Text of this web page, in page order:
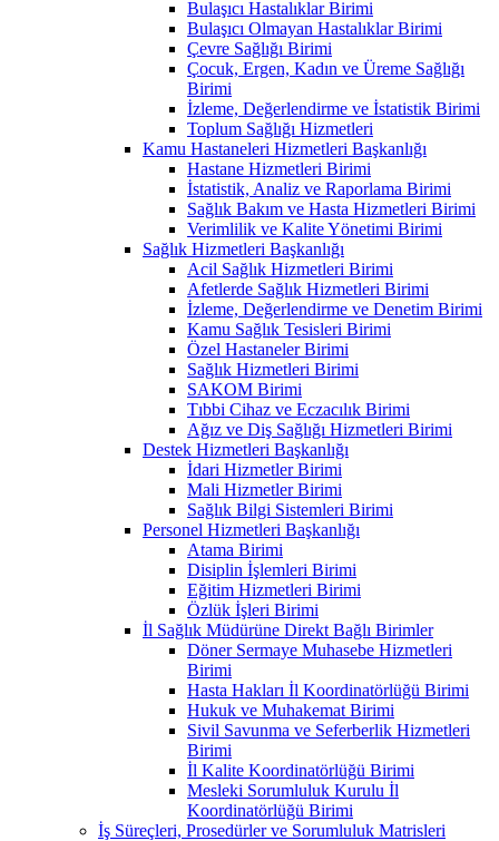
Bulaşıcı Hastalıklar Birimi
Bulaşıcı Olmayan Hastalıklar Birimi
Çevre Sağlığı Birimi
Çocuk, Ergen, Kadın ve Üreme Sağlığı
Birimi
İzleme, Değerlendirme ve İstatistik Birimi
Toplum Sağlığı Hizmetleri
Kamu Hastaneleri Hizmetleri Başkanlığı
Hastane Hizmetleri Birimi
İstatistik, Analiz ve Raporlama Birimi
Sağlık Bakım ve Hasta Hizmetleri Birimi
Verimlilik ve Kalite Yönetimi Birimi
Sağlık Hizmetleri Başkanlığı
Acil Sağlık Hizmetleri Birimi
Afetlerde Sağlık Hizmetleri Birimi
İzleme, Değerlendirme ve Denetim Birimi
Kamu Sağlık Tesisleri Birimi
Özel Hastaneler Birimi
Sağlık Hizmetleri Birimi
SAKOM Birimi
Tıbbi Cihaz ve Eczacılık Birimi
Ağız ve Diş Sağlığı Hizmetleri Birimi
Destek Hizmetleri Başkanlığı
İdari Hizmetler Birimi
Mali Hizmetler Birimi
Sağlık Bilgi Sistemleri Birimi
Personel Hizmetleri Başkanlığı
Atama Birimi
Disiplin İşlemleri Birimi
Eğitim Hizmetleri Birimi
Özlük İşleri Birimi
İl Sağlık Müdürüne Direkt Bağlı Birimler
Döner Sermaye Muhasebe Hizmetleri
Birimi
Hasta Hakları İl Koordinatörlüğü Birimi
Hukuk ve Muhakemat Birimi
Sivil Savunma ve Seferberlik Hizmetleri
Birimi
İl Kalite Koordinatörlüğü Birimi
Mesleki Sorumluluk Kurulu İl
Koordinatörlüğü Birimi
İş Süreçleri, Prosedürler ve Sorumluluk Matrisleri